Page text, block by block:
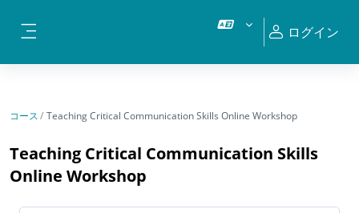
ログイン
コース Teaching Critical Communication Skills Online Workshop
Teaching Critical Communication Skills
Online Workshop